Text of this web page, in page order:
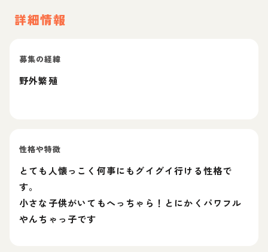
詳細情報
募集の経緯
野外繁殖
性格や特徴
とても人懐っこく何事にもグイグイ行ける性格で
す。
小さな子供がいてもへっちゃら！とにかくパワフル
やんちゃっ子です